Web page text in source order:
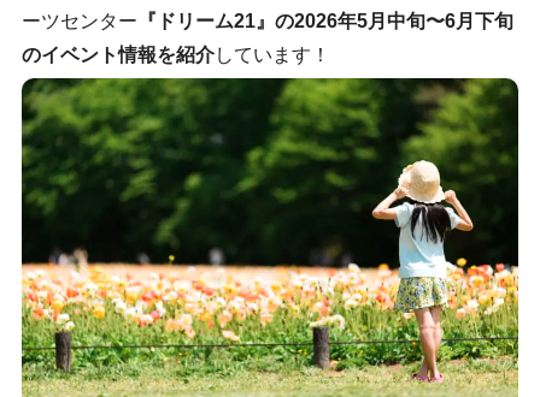
ーツセンター 『ドリーム21』の2026年5月中旬〜6月下旬
のイベント情報を紹介しています！